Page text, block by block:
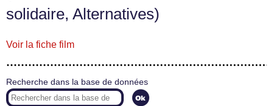
solidaire, Alternatives)
Voir la fiche film
Recherche dans la base de données